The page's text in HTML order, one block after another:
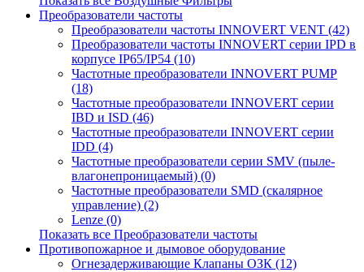
Преобразователи частоты
Преобразователи частоты INNOVERT VENT (42)
Преобразователи частоты INNOVERT серии IPD в
корпусе IP65/IP54 (10)
Частотные преобразователи INNOVERT PUMP
(18)
Частотные преобразователи INNOVERT серии
IBD и ISD (46)
Частотные преобразователи INNOVERT серии
IDD (4)
Частотные преобразователи серии SMV (пыле-
влагонепроницаемый) (0)
Частотные преобразователи SMD (скалярное
управление) (2)
Lenze (0)
Показать все Преобразователи частоты
Противопожарное и дымовое оборудование
Огнезадерживающие Клапаны ОЗК (12)